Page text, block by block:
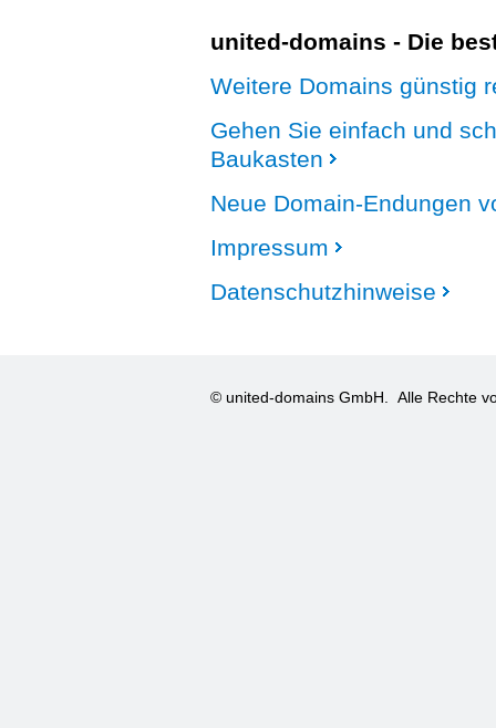
united-domains - Die
Weitere Domains günstig
Gehen Sie einfach und
Baukasten
Neue Domain-Endungen
Impressum
Datenschutzhinweise
© united-domains GmbH. Alle Rechte